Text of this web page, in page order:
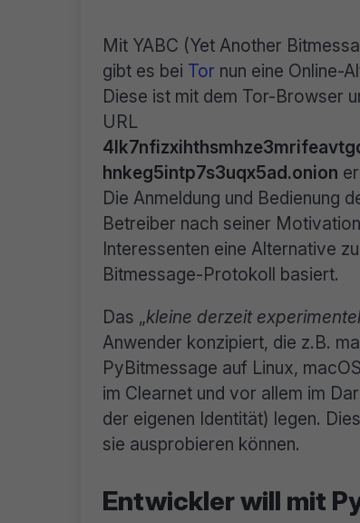
Mit YABC (Yet Another
gibt es bei Tor nun eine Online-
Diese ist mit dem Tor-Browser
URL
hnkeg5intp7s3uqx5ad.onion
Die Anmeldung und Bedienung
Betreiber nach seiner
Interessenten eine Alternative
Bitmessage-Protokoll basiert.
Das „kleine derzeit
Anwender konzipiert, die z.B.
PyBitmessage auf Linux,
im Clearnet und vor allem im
der eigenen Identität) legen.
sie ausprobieren können.
Entwickler will mit